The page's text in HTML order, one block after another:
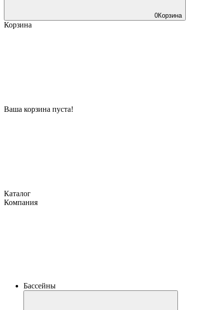
0Корзина
Корзина
Ваша корзина пуста!
Каталог
Компания
Бассейны